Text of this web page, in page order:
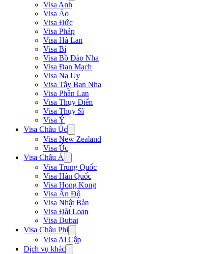
Visa Anh
Visa Áo
Visa Đức
Visa Pháp
Visa Hà Lan
Visa Bỉ
Visa Bồ Đào Nha
Visa Đan Mạch
Visa Na Uy
Visa Tây Ban Nha
Visa Phần Lan
Visa Thụy Điển
Visa Thụy Sĩ
Visa Ý
Visa Châu Úc
Visa New Zealand
Visa Úc
Visa Châu Á
Visa Trung Quốc
Visa Hàn Quốc
Visa Hong Kong
Visa Ấn Độ
Visa Nhật Bản
Visa Đài Loan
Visa Dubai
Visa Châu Phi
Visa Ai Cập
Dịch vụ khác